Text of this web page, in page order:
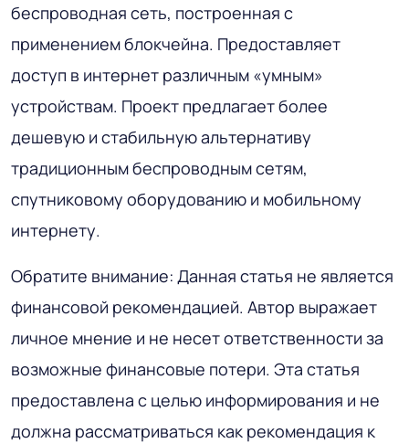
беспроводная сеть, построенная с
применением блокчейна. Предоставляет
доступ в интернет различным «умным»
устройствам. Проект предлагает более
дешевую и стабильную альтернативу
традиционным беспроводным сетям,
спутниковому оборудованию и мобильному
интернету.
Обратите внимание: Данная статья не является
финансовой рекомендацией. Автор выражает
личное мнение и не несет ответственности за
возможные финансовые потери. Эта статья
предоставлена с целью информирования и не
должна рассматриваться как рекомендация к